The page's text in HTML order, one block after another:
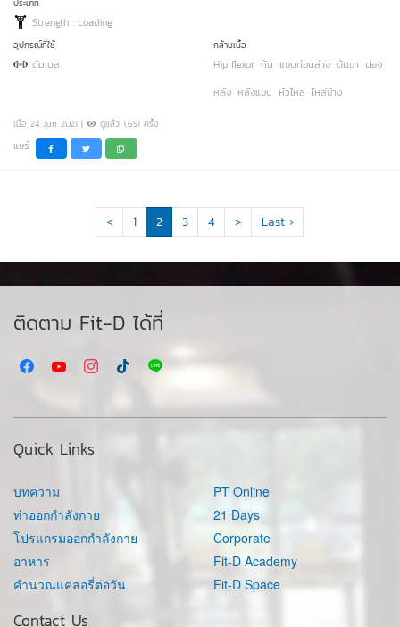
ประเภท
Strength : Loading
อุปกรณ์ที่ใช้
ดัมเบล
กล้ามเนื้อ
Hip flexor ก้น แขนท่อนล่าง ต้นขา น่อง
หลัง หลังแขน หัวไหล่ ไหล่ข้าง
เมื่อ 24 Jun 2021 | ดูแล้ว 1,651 ครั้ง
แชร์
< 1 2 3 4 > Last ›
ติดตาม Fit-D ได้ที่
Quick Links
บทความ
ท่าออกกำลังกาย
โปรแกรมออกกำลังกาย
อาหาร
คำนวณแคลอรี่ต่อวัน
PT Online
21 Days
Corporate
Fit-D Academy
Fit-D Space
Contact Us